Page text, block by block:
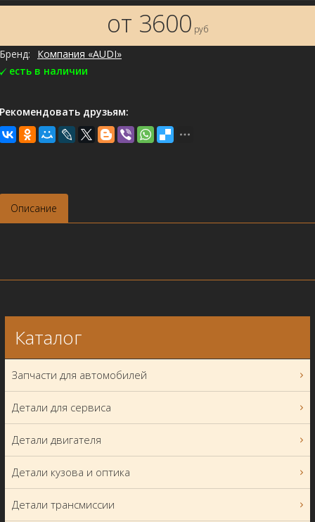
от 3600 руб
Бренд:
Компания «AUDI»
есть в наличии
Рекомендовать друзьям:
Описание
Каталог
Запчасти для автомобилей
Детали для сервиса
Детали двигателя
Детали кузова и оптика
Детали трансмиссии